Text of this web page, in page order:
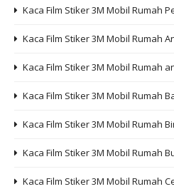
Kaca Film Stiker 3M Mobil Rumah
Kaca Film Stiker 3M Mobil Rumah
Kaca Film Stiker 3M Mobil Rumah
Kaca Film Stiker 3M Mobil Rumah
Kaca Film Stiker 3M Mobil Rumah
Kaca Film Stiker 3M Mobil Rumah
Kaca Film Stiker 3M Mobil Rumah